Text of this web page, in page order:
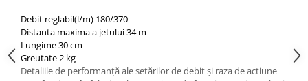
Debit reglabil(l/m) 180/370
Distanta maxima a jetului34 m
Lungime 30 cm
Greutate2 kg
Detaliile de performanță ale setărilor de debit și raza de actiune